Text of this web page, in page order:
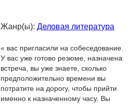
Жанр(ы): Деловая литература
« вас пригласили на собеседование.
У вас уже готово резюме, назначена
встреча, вы уже знаете, сколько
предположительно времени вы
потратите на дорогу, чтобы прийти
именно к назначенному часу. Вы